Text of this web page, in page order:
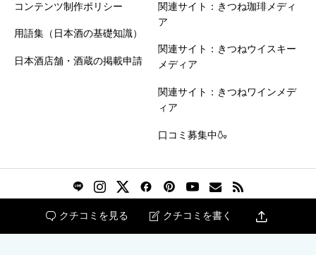
コンテンツ制作ポリシー
用語集（日本酒の基礎知識）
日本酒店舗・酒蔵の掲載申請
関連サイト：きつね珈琲メディ
ア
関連サイト：きつねウイスキー
メディア
関連サイト：きつねワインメデ
ィア
口コミ募集中🍶
Copyright © 2026 きつね日本酒メディア
 クチコミを見る  クチコミを書く 